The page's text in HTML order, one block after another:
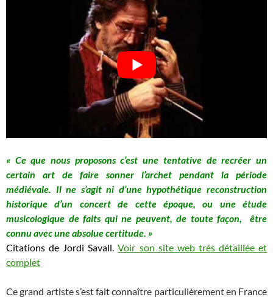
« Ce que nous proposons c’est une tentative de recréer un
certain art de faire sonner l’archet pendant la période
médiévale. Il ne s’agit ni d’une hypothétique reconstruction
historique d’un concert de cette époque, ou une étude
musicologique de faits qui ne peuvent, de toute façon, être
connu avec une absolue certitude. »
Citations de Jordi Savall.Voir son site web très détaillée et
complet
Ce grand artiste s’est fait connaître particulièrement en France